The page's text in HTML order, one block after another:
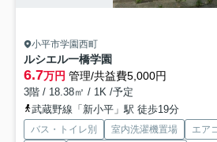
小平市学園西町
ルシエル一橋学園
6.7万円 管理/共益費5,000円
3階 / 18.38㎡ / 1K /予定
武蔵野線「新小平」駅 徒歩19分
バス・トイレ別 室内洗濯機置場 エア